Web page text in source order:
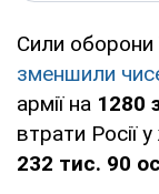
Сили оборони
зменшили
армії на 1280
втрати Росії
232 тис. 90